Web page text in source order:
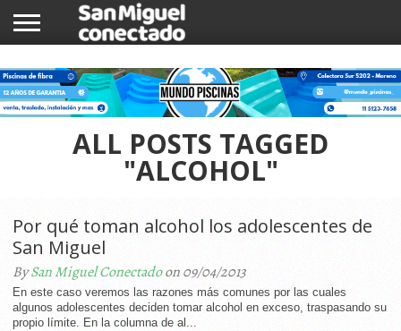
NOTICIAS
COMUNIDAD
COMERCIOS
ALL POSTS TAGGED
"ALCOHOL"
Por qué toman alcohol los adolescentes de
San Miguel
BySan Miguel Conectadoon 09/04/2013
En este caso veremos las razones más comunes por las cuales
algunos adolescentes deciden tomar alcohol en exceso, traspasando su
propio límite. En la columna de al...